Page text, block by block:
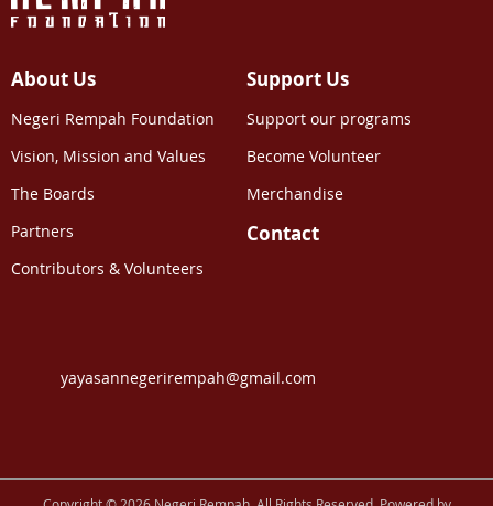
About Us
Negeri Rempah Foundation
Vision, Mission and Values
The Boards
Partners
Contributors & Volunteers
Support Us
Support our programs
Become Volunteer
Merchandise
Contact
yayasannegerirempah@gmail.com